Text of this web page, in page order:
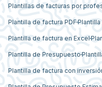
Plantillas de facturas por
Plantilla de factura PDF
Plantilla de factura en Excel
Plantilla de Presupuesto
Plantilla de factura con